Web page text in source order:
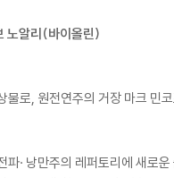
노알리(바이올린)
, 원전연주의 거장 마크 민
낭만주의 레퍼토리에 새로운